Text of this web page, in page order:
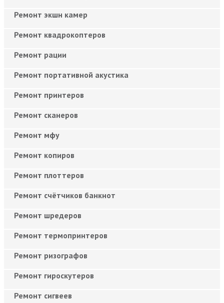
Ремонт экшн камер
Ремонт квадрокоптеров
Ремонт рации
Ремонт портативной акустика
Ремонт принтеров
Ремонт сканеров
Ремонт мфу
Ремонт копиров
Ремонт плоттеров
Ремонт счётчиков банкнот
Ремонт шредеров
Ремонт термопринтеров
Ремонт ризографов
Ремонт гироскутеров
Ремонт сигвеев